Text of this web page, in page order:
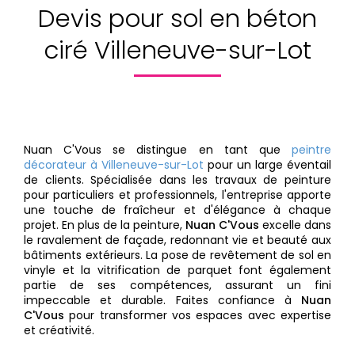
Devis pour sol en béton
ciré Villeneuve-sur-Lot
Nuan C'Vous se distingue en tant que peintre
décorateur à Villeneuve-sur-Lot pour un large éventail
de clients. Spécialisée dans les travaux de peinture
pour particuliers et professionnels, l'entreprise apporte
une touche de fraîcheur et d'élégance à chaque
projet. En plus de la peinture, Nuan C'Vous excelle dans
le ravalement de façade, redonnant vie et beauté aux
bâtiments extérieurs. La pose de revêtement de sol en
vinyle et la vitrification de parquet font également
partie de ses compétences, assurant un fini
impeccable et durable. Faites confiance à Nuan
C'Vous pour transformer vos espaces avec expertise
et créativité.